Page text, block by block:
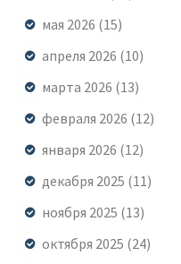
мая 2026 (15)
апреля 2026 (10)
марта 2026 (13)
февраля 2026 (12)
января 2026 (12)
декабря 2025 (11)
ноября 2025 (13)
октября 2025 (24)